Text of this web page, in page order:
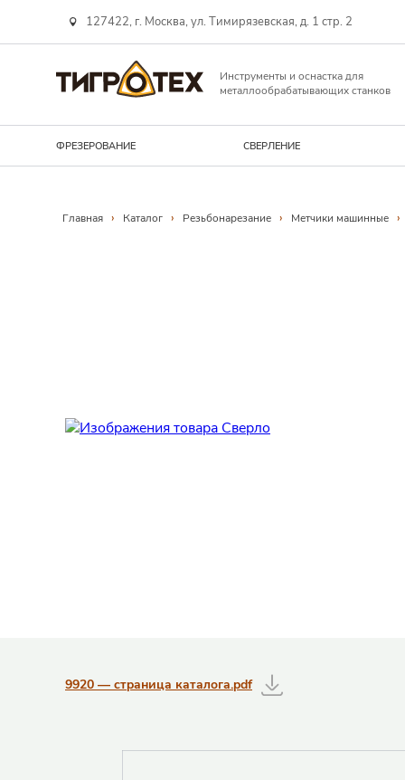
127422, г. Москва, ул. Тимирязевская, д. 1 стр. 2
Инструменты и оснастка для
металлообрабатывающих станков
ФРЕЗЕРОВАНИЕ СВЕРЛЕНИЕ
Навигационная линия
Главная › Каталог › Резьбонарезание › Метчики машинные ›
Таблицы с информацией о товаре
9920 — страница каталога.pdf